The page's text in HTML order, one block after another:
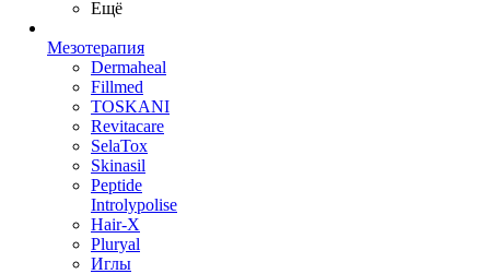
Ещё
Мезотерапия
Dermaheal
Fillmed
TOSKANI
Revitacare
SelaTox
Skinasil
Peptide
Introlypolise
Hair-X
Pluryal
Иглы